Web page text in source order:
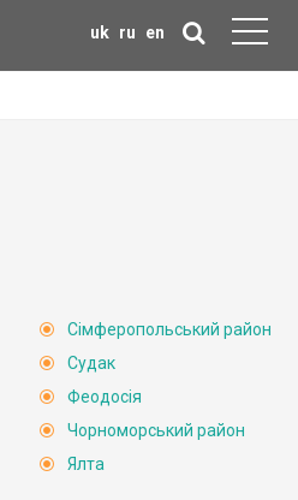
uk ru en
Сімферопольський район
Судак
Феодосія
Чорноморський район
Ялта